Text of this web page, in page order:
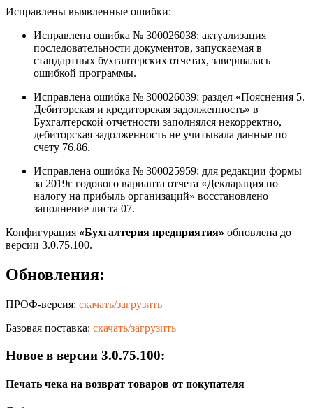
Исправлены выявленные ошибки:
Исправлена ошибка № З00026038: актуализация
последовательности документов, запускаемая в
стандартных бухгалтерских отчетах, завершалась
ошибкой программы.
Исправлена ошибка № З00026039: pаздел «Пояснения 5.
Дебиторская и кредиторская задолженность» в
Бухгалтерской отчетности заполнялся некорректно,
дебиторская задолженность не учитывала данные по
счету 76.86.
Исправлена ошибка № З00025959: для редакции формы
за 2019г годового варианта отчета «Декларация по
налогу на прибыль организаций» восстановлено
заполнение листа 07.
Конфигурация «Бухгалтерия предприятия» обновлена до
версии 3.0.75.100.
Обновления:
ПРОФ-версия: скачать/загрузить
Базовая поставка: скачать/загрузить
Новое в версии 3.0.75.100:
Печать чека на возврат товаров от покупателя